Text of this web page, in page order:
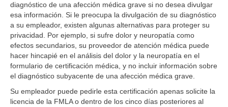
diagnóstico de una afección médica grave si no desea divulgar
esa información. Si le preocupa la divulgación de su diagnóstico
a su empleador, existen algunas alternativas para proteger su
privacidad. Por ejemplo, si sufre dolor y neuropatía como
efectos secundarios, su proveedor de atención médica puede
hacer hincapié en el análisis del dolor y la neuropatía en el
formulario de certificación médica, y no incluir información sobre
el diagnóstico subyacente de una afección médica grave.
Su empleador puede pedirle esta certificación apenas solicite la
licencia de la FMLA o dentro de los cinco días posteriores al